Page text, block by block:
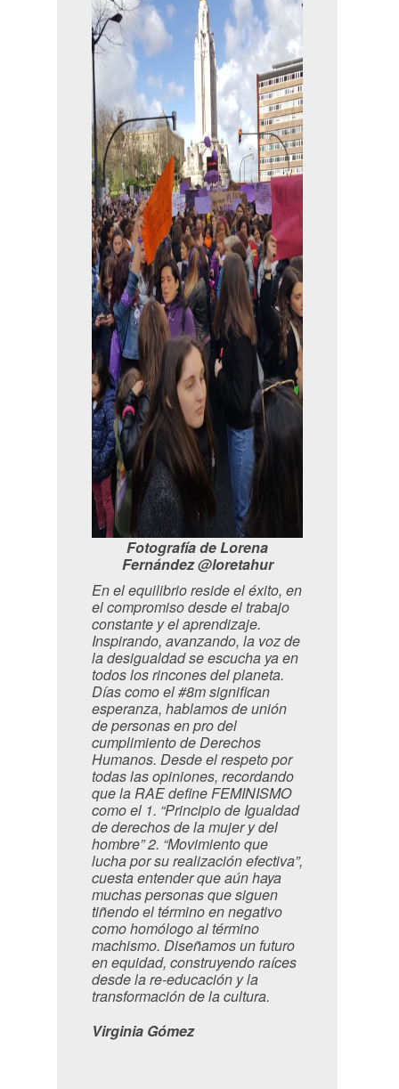
Fotografía de Lorena
Fernández @loretahur
En el equilibrio reside el éxito, en
el compromiso desde el trabajo
constante y el aprendizaje.
Inspirando, avanzando, la voz de
la desigualdad se escucha ya en
todos los rincones del planeta.
Días como el #8m significan
esperanza, hablamos de unión
de personas en pro del
cumplimiento de Derechos
Humanos. Desde el respeto por
todas las opiniones, recordando
que la RAE define FEMINISMO
como el 1. “Principio de Igualdad
de derechos de la mujer y del
hombre” 2. “Movimiento que
lucha por su realización efectiva”,
cuesta entender que aún haya
muchas personas que siguen
tiñendo el término en negativo
como homólogo al término
machismo. Diseñamos un futuro
en equidad, construyendo raíces
desde la re-educación y la
transformación de la cultura.
Virginia Gómez